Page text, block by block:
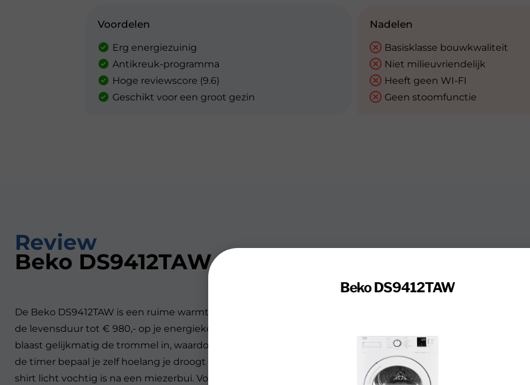
Voordelen
Erg energiezuinig
Antikreuk-programma
Hoge reviewscore (9.6)
Geschikt voor een groot gezin
Nadelen
Basisklasse bouwkwaliteit
Niet milieuvriendelijk
Heeft geen WI-FI
Geen stoomfunctie
Review
Beko DS9412TAW
De Beko DS9412TAW is een ruime warmtepompdroger voor grote ladingen was, zoals beddengoed. Je
de levensduur tot € 980,- op je energiekosten. Door de EcoGentle techniek blijft je was langer mooi. De
blaast gelijkmatig de trommel in, waardoor je favoriete kleding zacht blijft. Een volle trommel droog je in 3,5
de timer bepaal je zelf hoelang je droogt en kies je een droogtijd tussen 10 en 160 minuten. Handig,
shirt licht vochtig is na een miezerbui. Voor dikke handdoeken gebruik je het programma ‘Katoen extra
Beko DS9412TAW